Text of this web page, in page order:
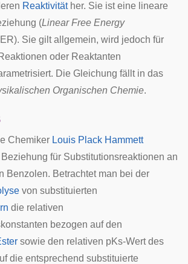
Reaktivitäther. Sie ist eine lineare
(Linear Free Energy
Sie gilt allgemein, wird jedoch für
oder Reaktanten
. Die Gleichung fällt in das
Organischen Chemie.
Chemiker Louis Plack Hammett
für Substitutionsreaktionen an
Benzolen. Betrachtet man bei der
von substituierten
die relativen
bezogen auf den
sowie den relativen pKs-Wertdes
die entsprechend substituierte